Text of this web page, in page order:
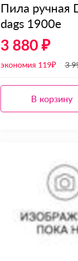
Пила ручная
dags 1900e
3 880 ₽
экономия 119₽ 3
В корзину